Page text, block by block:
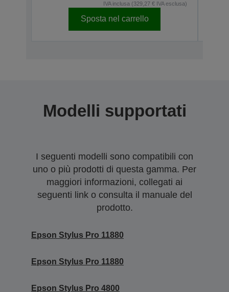
IVA inclusa (329,27 € IVA esclusa)
Sposta nel carrello
Modelli supportati
I seguenti modelli sono compatibili con
uno o più prodotti di questa gamma. Per
maggiori informazioni, collegati ai
seguenti link o consulta il manuale del
prodotto.
Epson Stylus Pro 11880
Epson Stylus Pro 11880
Epson Stylus Pro 4800